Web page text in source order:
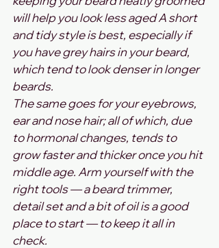
will help you look less aged A short
and tidy style is best, especially if
you have grey hairs in your beard,
which tend to look denser in longer
beards.
The same goes for your eyebrows,
ear and nose hair; all of which, due
to hormonal changes, tends to
grow faster and thicker once you hit
middle age. Arm yourself with the
right tools — a beard trimmer,
detail set and a bit of oil is a good
place to start — to keep it all in
check.